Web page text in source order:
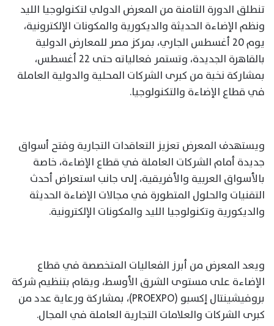
تنطلق الدورة الثامنة من المعرض الدولي لتكنولوجيا الليد
ونظم الإضاءة الحديثة والديكورية والمكونات الإلكترونية،
يوم 20 أغسطس الجاري، بمركز مصر للمعارض الدولية
بالقاهرة الجديدة، وتستمر فعالياته حتى 22 أغسطس،
بمشاركة نخبة من كبرى الشركات المحلية والدولية العاملة
في قطاع الإضاءة والتكنولوجيا.
ويستهدف المعرض تعزيز التعاقدات التجارية وفتح أسواق
جديدة أمام الشركات العاملة في قطاع الإضاءة، خاصة
بالأسواق العربية والأفريقية، إلى جانب استعراض أحدث
التقنيات والحلول المتطورة في مجالات الإضاءة الحديثة
والديكورية وتكنولوجيا الليد والمكونات الإلكترونية.
ويعد المعرض من أبرز الفعاليات المتخصصة في قطاع
الإضاءة على مستوى الشرق الأوسط، ويقام بتنظيم شركة
بروفيشينتال إكسبو (PROEXPO)، بمشاركة ورعاية عدد من
كبرى الشركات والعلامات التجارية العاملة في المجال.